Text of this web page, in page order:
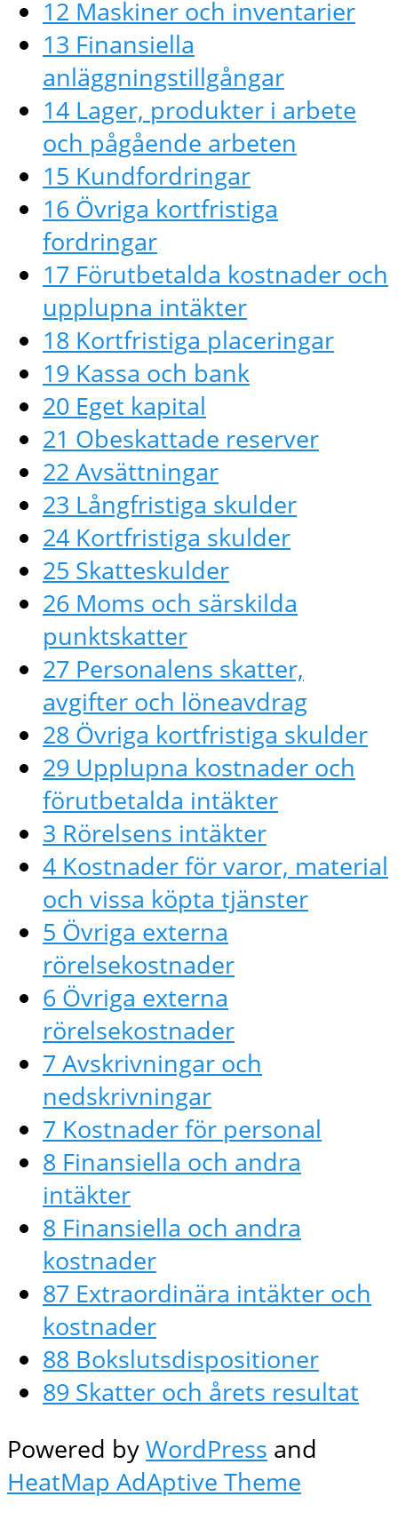
12 Maskiner och inventarier
13 Finansiella
anläggningstillgångar
14 Lager, produkter i arbete
och pågående arbeten
15 Kundfordringar
16 Övriga kortfristiga
fordringar
17 Förutbetalda kostnader och
upplupna intäkter
18 Kortfristiga placeringar
19 Kassa och bank
20 Eget kapital
21 Obeskattade reserver
22 Avsättningar
23 Långfristiga skulder
24 Kortfristiga skulder
25 Skatteskulder
26 Moms och särskilda
punktskatter
27 Personalens skatter,
avgifter och löneavdrag
28 Övriga kortfristiga skulder
29 Upplupna kostnader och
förutbetalda intäkter
3 Rörelsens intäkter
4 Kostnader för varor, material
och vissa köpta tjänster
5 Övriga externa
rörelsekostnader
6 Övriga externa
rörelsekostnader
7 Avskrivningar och
nedskrivningar
7 Kostnader för personal
8 Finansiella och andra
intäkter
8 Finansiella och andra
kostnader
87 Extraordinära intäkter och
kostnader
88 Bokslutsdispositioner
89 Skatter och årets resultat
Powered byWordPress and
HeatMap AdAptive Theme